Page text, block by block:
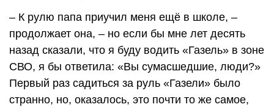
– К рулю папа приучил меня ещё в школе, –
продолжает она, – но если бы мне лет десять
назад сказали, что я буду водить «Газель» в зоне
СВО, я бы ответила: «Вы сумасшедшие, люди?»
Первый раз садиться за руль «Газели» было
странно, но, оказалось, это почти то же самое,